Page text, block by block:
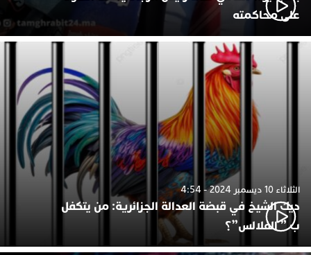
على محاكمته
الثلاثاء 10 ديسمبر 2024 - 4:54
ديك الشيخ في قبضة العدالة الجزائرية: من يتكفل
ب ” الفلالس”؟